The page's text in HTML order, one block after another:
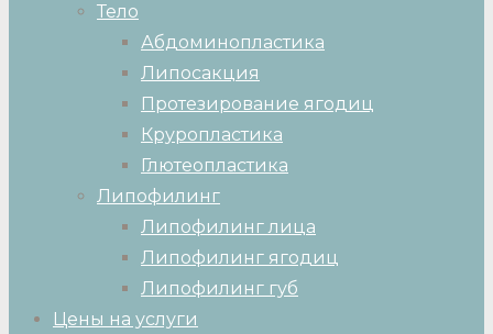
Тело
Абдоминопластика
Липосакция
Протезирование ягодиц
Круропластика
Глютеопластика
Липофилинг
Липофилинг лица
Липофилинг ягодиц
Липофилинг губ
Цены на услуги